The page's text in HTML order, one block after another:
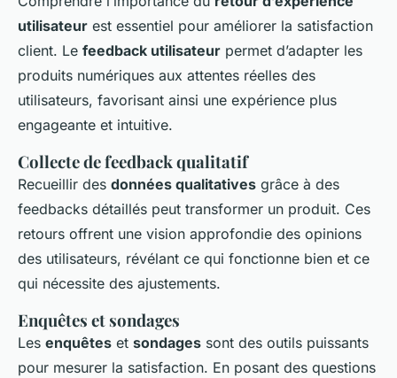
utilisateur est essentiel pour améliorer la satisfaction
client. Le feedback utilisateur permet d’adapter les
produits numériques aux attentes réelles des
utilisateurs, favorisant ainsi une expérience plus
engageante et intuitive.
Collecte de feedback qualitatif
Recueillir des données qualitatives grâce à des
feedbacks détaillés peut transformer un produit. Ces
retours offrent une vision approfondie des opinions
des utilisateurs, révélant ce qui fonctionne bien et ce
qui nécessite des ajustements.
Enquêtes et sondages
Les enquêtes et sondages sont des outils puissants
pour mesurer la satisfaction. En posant des questions